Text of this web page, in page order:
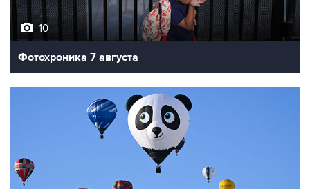
10
Фотохроника 7 августа